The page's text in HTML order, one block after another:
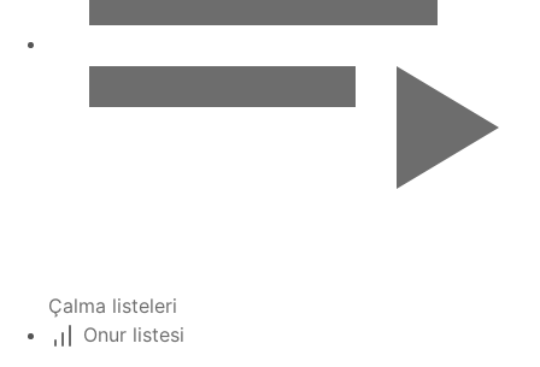
Çalma listeleri
Onur listesi